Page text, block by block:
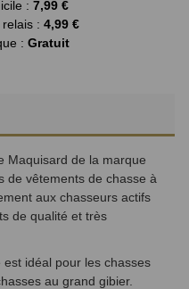
: 7,99 €
: 4,99 €
: Gratuit
Maquisard de la marque
de vêtements de chasse à
aux chasseurs actifs
de qualité et très
idéal pour les chasses
au grand gibier.